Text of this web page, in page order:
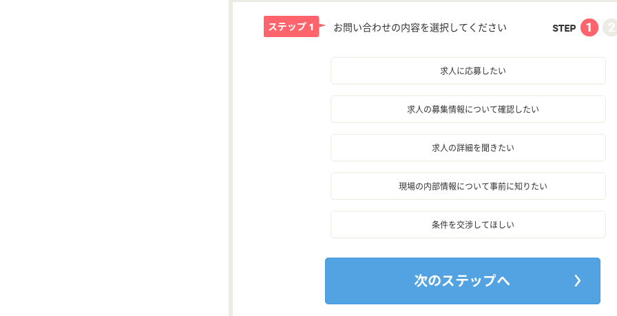
お問い合わせの内容を選択してください
求人に応募したい
求人の募集情報について確認したい
求人の詳細を聞きたい
現場の内部情報について事前に知りたい
条件を交渉してほしい